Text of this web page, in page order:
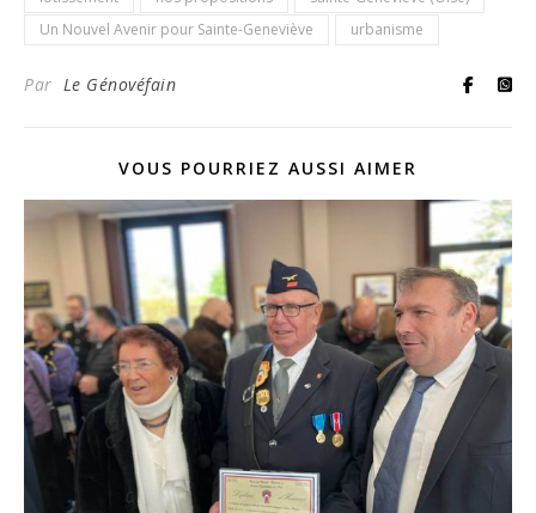
Un Nouvel Avenir pour Sainte-Geneviève
urbanisme
Par Le Génovéfain
VOUS POURRIEZ AUSSI AIMER